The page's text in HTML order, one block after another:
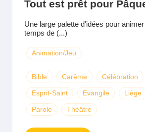
Tout est prêt pour
Une large palette d'idées pour
temps de (...)
Animation/Jeu
Bible Carême Célébration
Esprit-Saint Evangile Liège
Parole Théâtre